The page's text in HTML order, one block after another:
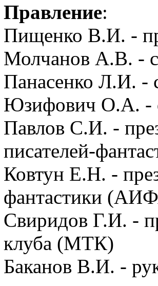
Правление:
Пищенко В.И. -
Молчанов А.В. -
Панасенко Л.И. -
Юзифович О.А. -
Павлов С.И. -
писателей-
Ковтун Е.Н. -
фантастики
Свиридов Г.И. -
клуба (МТК)
Баканов В.И. -